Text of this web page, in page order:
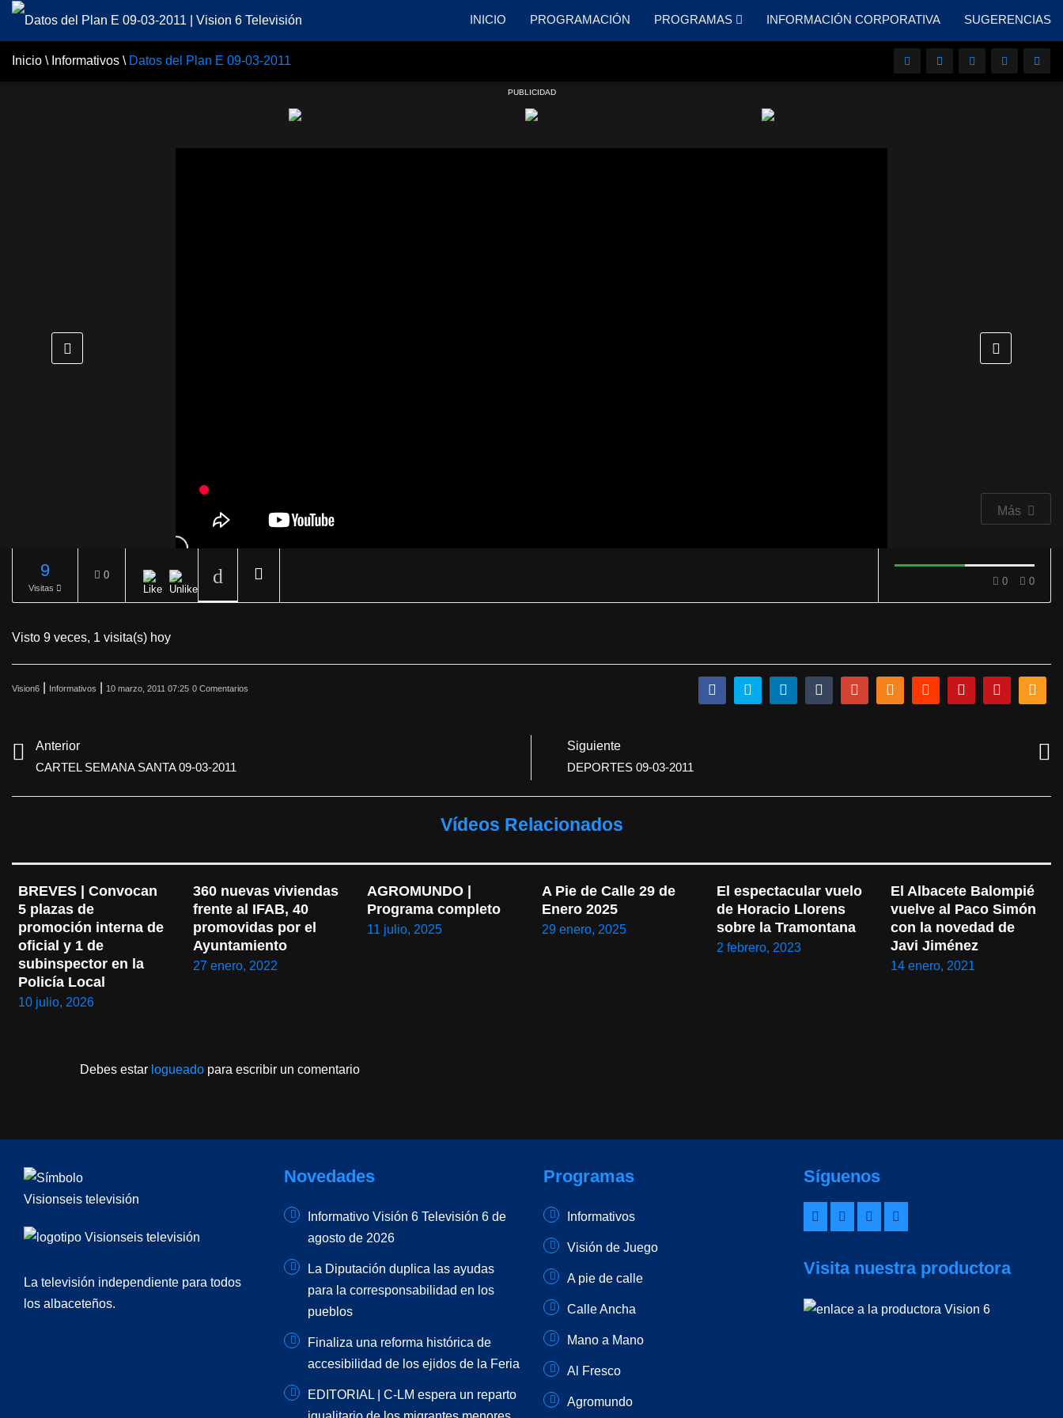
INICIO PROGRAMACIÓN PROGRAMAS INFORMACIÓN CORPORATIVA SUGERENCIAS
Inicio \ Informativos \ Datos del Plan E 09-03-2011
PUBLICIDAD
Más
9
Visitas
0
0 0
Visto 9 veces, 1 visita(s) hoy
Vision6 Informativos 10 marzo, 2011 07:25 0 Comentarios
Anterior
CARTEL SEMANA SANTA 09-03-2011
Siguiente
DEPORTES 09-03-2011
Vídeos Relacionados
BREVES | Convocan
5 plazas de
promoción interna de
oficial y 1 de
subinspector en la
Policía Local
10 julio, 2026
360 nuevas viviendas
frente al IFAB, 40
promovidas por el
Ayuntamiento
27 enero, 2022
AGROMUNDO |
Programa completo
11 julio, 2025
A Pie de Calle 29 de
Enero 2025
29 enero, 2025
El espectacular vuelo
de Horacio Llorens
sobre la Tramontana
2 febrero, 2023
El Albacete Balompié
vuelve al Paco Simón
con la novedad de
Javi Jiménez
14 enero, 2021
Debes estar logueado para escribir un comentario
La televisión independiente para todos
los albaceteños.
Novedades
Informativo Visión 6 Televisión 6 de
agosto de 2026
La Diputación duplica las ayudas
para la corresponsabilidad en los
pueblos
Finaliza una reforma histórica de
accesibilidad de los ejidos de la Feria
EDITORIAL | C-LM espera un reparto
Programas
Informativos
Visión de Juego
A pie de calle
Calle Ancha
Mano a Mano
Al Fresco
Agromundo
Síguenos
Visita nuestra productora